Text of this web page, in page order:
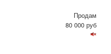
Продам
80 000 руб